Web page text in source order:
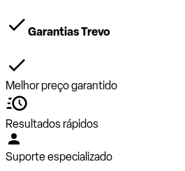
Garantias Trevo
Melhor preço garantido
Resultados rápidos
Suporte especializado